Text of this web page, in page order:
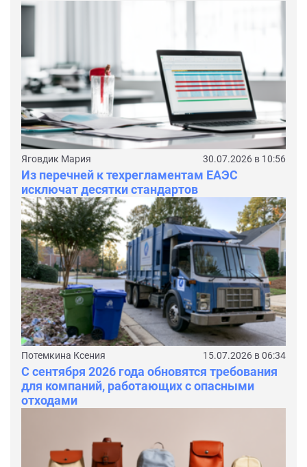
Яговдик Мария 30.07.2026 в 10:56
Из перечней к техрегламентам ЕАЭС
исключат десятки стандартов
Потемкина Ксения 15.07.2026 в 06:34
С сентября 2026 года обновятся требования
для компаний, работающих с опасными
отходами